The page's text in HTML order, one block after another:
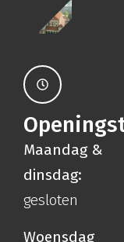
Maandag &
dinsdag:
gesloten
Woensdag